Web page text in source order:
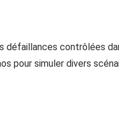
défaillances contrôlées
pour simuler divers